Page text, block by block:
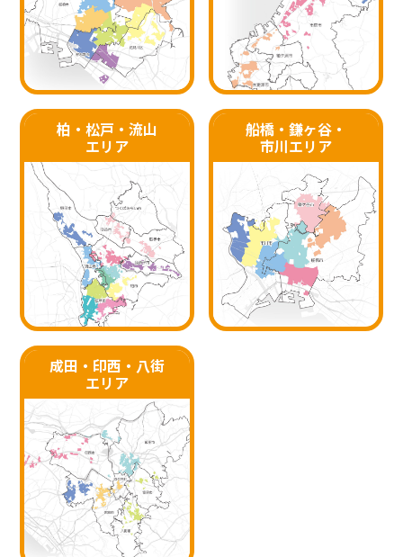
柏・松戸・流山
エリア
船橋・鎌ヶ谷・
市川エリア
成田・印西・八街
エリア